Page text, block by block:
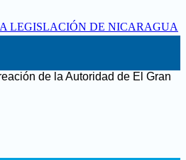
LEGISLACIÓN DE NICARAGUA
de la Autoridad de El Gran